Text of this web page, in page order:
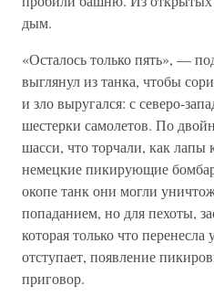
дым.
«Осталось только пять», —
выглянул из танка, чтобы
и зло выругался: с северо-
шестерки самолетов. По
шасси, что торчали, как лапы
немецкие пикирующие
окопе танк они могли
попаданием, но для пехоты,
которая только что
отступает, появление
приговор.